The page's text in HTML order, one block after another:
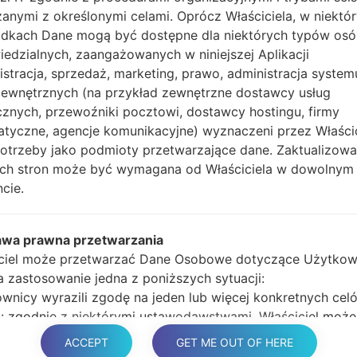
głośności i klawisz
Naciśnij i
głośności, następnie
Naciśnij i
głośności i klawisz
Podłącz kabel
przycisk Bixby i
Naciśnij i
głośności.
Na koniec naciśnij
ponownie i odłączy
z określonymi celami. Oprócz Właściciela, w
Dane mogą być dostępne dla niektórych typów
zaangażowanych w niniejszej Aplikacji
sprzedaż, marketing, prawo, administracja
(na przykład zewnętrzne dostawcy usług
przewoźniki pocztowi, dostawcy hostingu, firmy
agencje komunikacyjne) wyznaczeni przez
jako podmioty przetwarzające dane.
stron może być wymagana od Właściciela w dowolnym
prawna przetwarzania
może przetwarzać Dane Osobowe dotyczące
zastosowanie jedna z poniższych sytuacji:
wyrazili zgodę na jeden lub więcej konkretnych
zgodnie z niektórymi ustawodawstwami, Właściciel
na przetwarzanie danych osobowych, dopóki Użytkownik
ACCEPT GET ME OUT OF HERE